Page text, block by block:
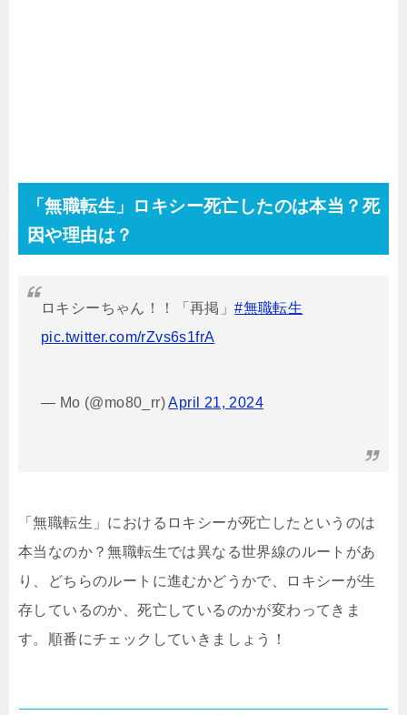
「無職転生」ロキシー死亡したのは本当？死
因や理由は？
ロキシーちゃん！！「再掲」#無職転生
pic.twitter.com/rZvs6s1frA
— Mo (@mo80_rr)April 21, 2024
「無職転生」におけるロキシーが死亡したというのは
本当なのか？無職転生では異なる世界線のルートがあ
り、どちらのルートに進むかどうかで、ロキシーが生
存しているのか、死亡しているのかが変わってきま
す。順番にチェックしていきましょう！